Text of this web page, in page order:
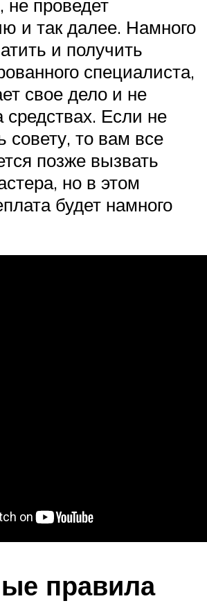
не проведет
и так далее. Намного
и получить
специалиста,
свое дело и не
средствах. Если не
совету, то вам все
позже вызвать
но в этом
будет намного
правила